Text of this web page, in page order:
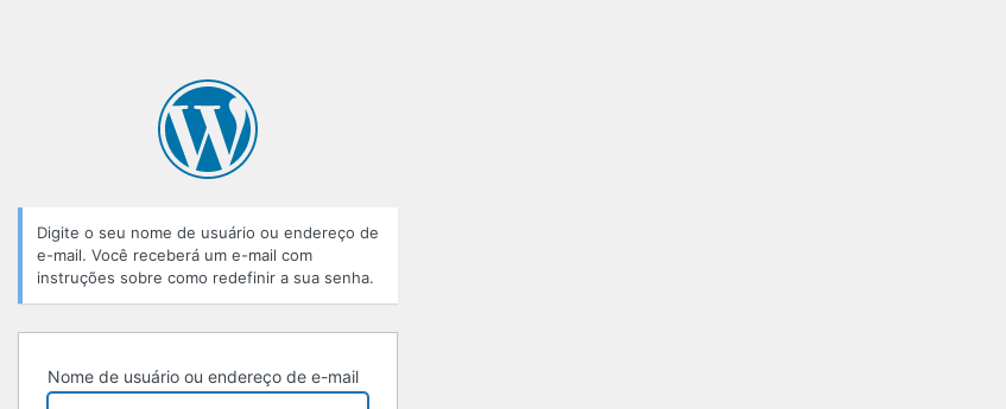
Digite o seu nome de usuário ou endereço de
e-mail. Você receberá um e-mail com
instruções sobre como redefinir a sua senha.
Nome de usuário ou endereço de e-mail